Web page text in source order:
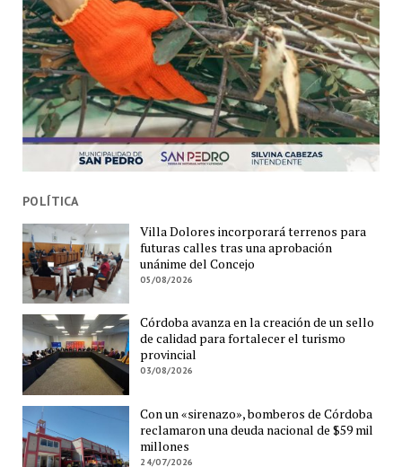
POLÍTICA
Villa Dolores incorporará terrenos para
futuras calles tras una aprobación
unánime del Concejo
05/08/2026
Córdoba avanza en la creación de un sello
de calidad para fortalecer el turismo
provincial
03/08/2026
Con un «sirenazo», bomberos de Córdoba
reclamaron una deuda nacional de $59 mil
millones
24/07/2026